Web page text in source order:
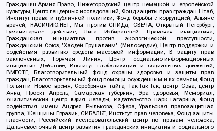
Гражданин.Армия.Право, Нижегородский центр немецкой и европейской
культуры, Центр гендерных исследований, Фонд защиты прав граждан Штаб,
Институт права и публичной политики, Фонд борьбы с коррупцией, Альянс
врачей, НАСИЛИЮ.НЕТ, Мы против СПИДа, СВЕЧА, Открытый Петербург,
Гуманитарное действие, Лига Избирателей, Правовая инициатива,
Гражданская инициатива против экологической преступности,
Гражданский Союз, "Хасдей Ерушалаим" (Милосердие), Центр поддержки и
содействия развитию средств массовой информации, В защиту прав
заключенных, Горячая Линия, Центр социально-информационных
инициатив Действие, Институт глобализации и социальных движений,
ВМЕСТЕ, Благотворительный фонд охраны здоровья и защиты прав
граждан, Благотворительный фонд помощи осужденным и их семьям, Фонд
Тольятти, Новое время, Серебряная тайга, Так-Так-Так, центр Сова, центр
Анна, Проект Апрель, Самарская губерния, Эра здоровья, Мемориал,
Аналитический Центр Юрия Левады, Издательство Парк Гагарина, Фонд
содействия имени Андрея Рылькова, Сфера, Уральская правозащитная
группа, Женщины Евразии, СИБАЛЬТ, Институт прав человека, Фонд защиты
гласности, Российский исследовательский центр по правам человека,
Дальневосточный центр развития гражданских инициатив и социального